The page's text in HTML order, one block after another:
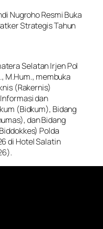
Nugroho Resmi Buka
Strategis Tahun
Selatan Irjen Pol
M.Hum., membuka
(Rakernis)
dan
(Bidkum), Bidang
dan Bidang
Polda
di Hotel Salatin